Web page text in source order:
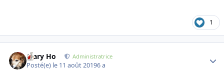
1
Mary Ho Administratrice
Posté(e) le 11 août 20196 a